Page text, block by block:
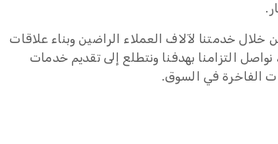
خدمتنا لآلاف العملاء الراضين وبناء علاقات
التزامنا بهدفنا ونتطلع إلى تقديم خدمات
الفاخرة في السوق.